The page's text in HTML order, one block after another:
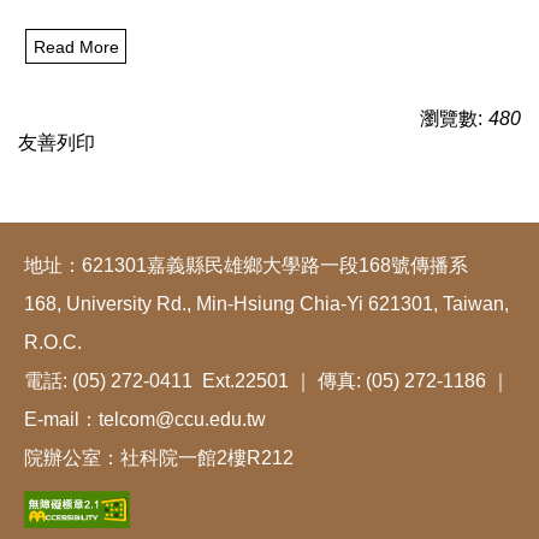
Read More
瀏覽數: 480
友善列印
地址：621301嘉義縣民雄鄉大學路一段168號傳播系
168, University Rd., Min-Hsiung Chia-Yi 621301, Taiwan,
R.O.C.
電話: (05) 272-0411 Ext.22501 ｜ 傳真: (05) 272-1186 ｜
E-mail：telcom@ccu.edu.tw
院辦公室：社科院一館2樓R212